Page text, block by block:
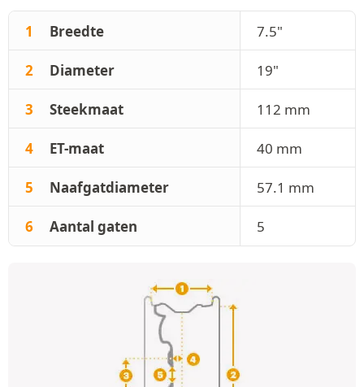
1 Breedte 7.5"
2 Diameter 19"
3 Steekmaat 112 mm
4 ET-maat 40 mm
5 Naafgatdiameter 57.1 mm
6 Aantal gaten 5